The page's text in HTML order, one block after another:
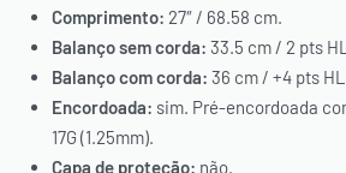
Comprimento: 27″ / 68.58 cm.
Balanço sem corda: 33.5 cm / 2 pts
Balanço com corda: 36 cm / +4 pts
Encordoada: sim. Pré-encordoada
17G (1.25mm).
Capa de proteção: não.